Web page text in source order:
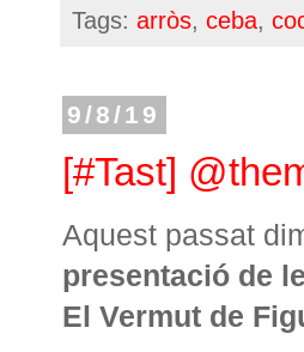
Tags: arròs, ceba,
9/8/19
[#Tast]
Aquest passat
presentació de
El Vermut de